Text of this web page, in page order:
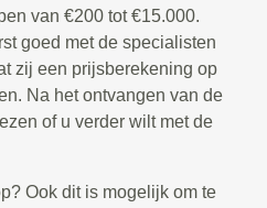
van €200 tot €15.000.
goed met de specialisten
zij een prijsberekening op
Na het ontvangen van de
of u verder wilt met de
Ook dit is mogelijk om te